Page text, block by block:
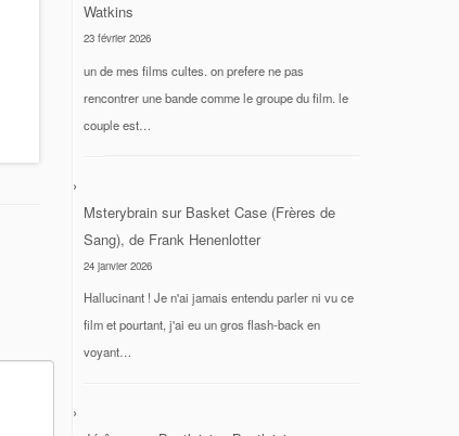
Watkins
23 février 2026
un de mes films cultes. on prefere ne pas
rencontrer une bande comme le groupe du film. le
couple est…
Msterybrain sur Basket Case (Frères de
Sang), de Frank Henenlotter
24 janvier 2026
Hallucinant ! Je n'ai jamais entendu parler ni vu ce
film et pourtant, j'ai eu un gros flash-back en
voyant…